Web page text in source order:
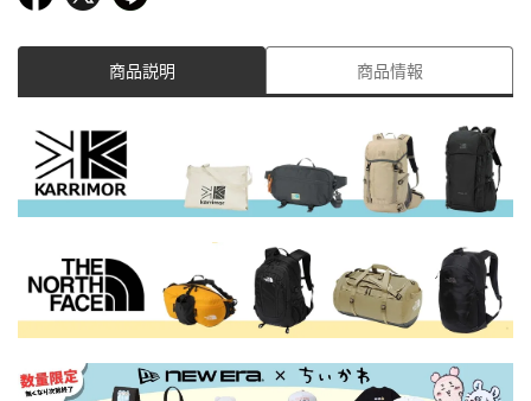
商品説明 商品情報